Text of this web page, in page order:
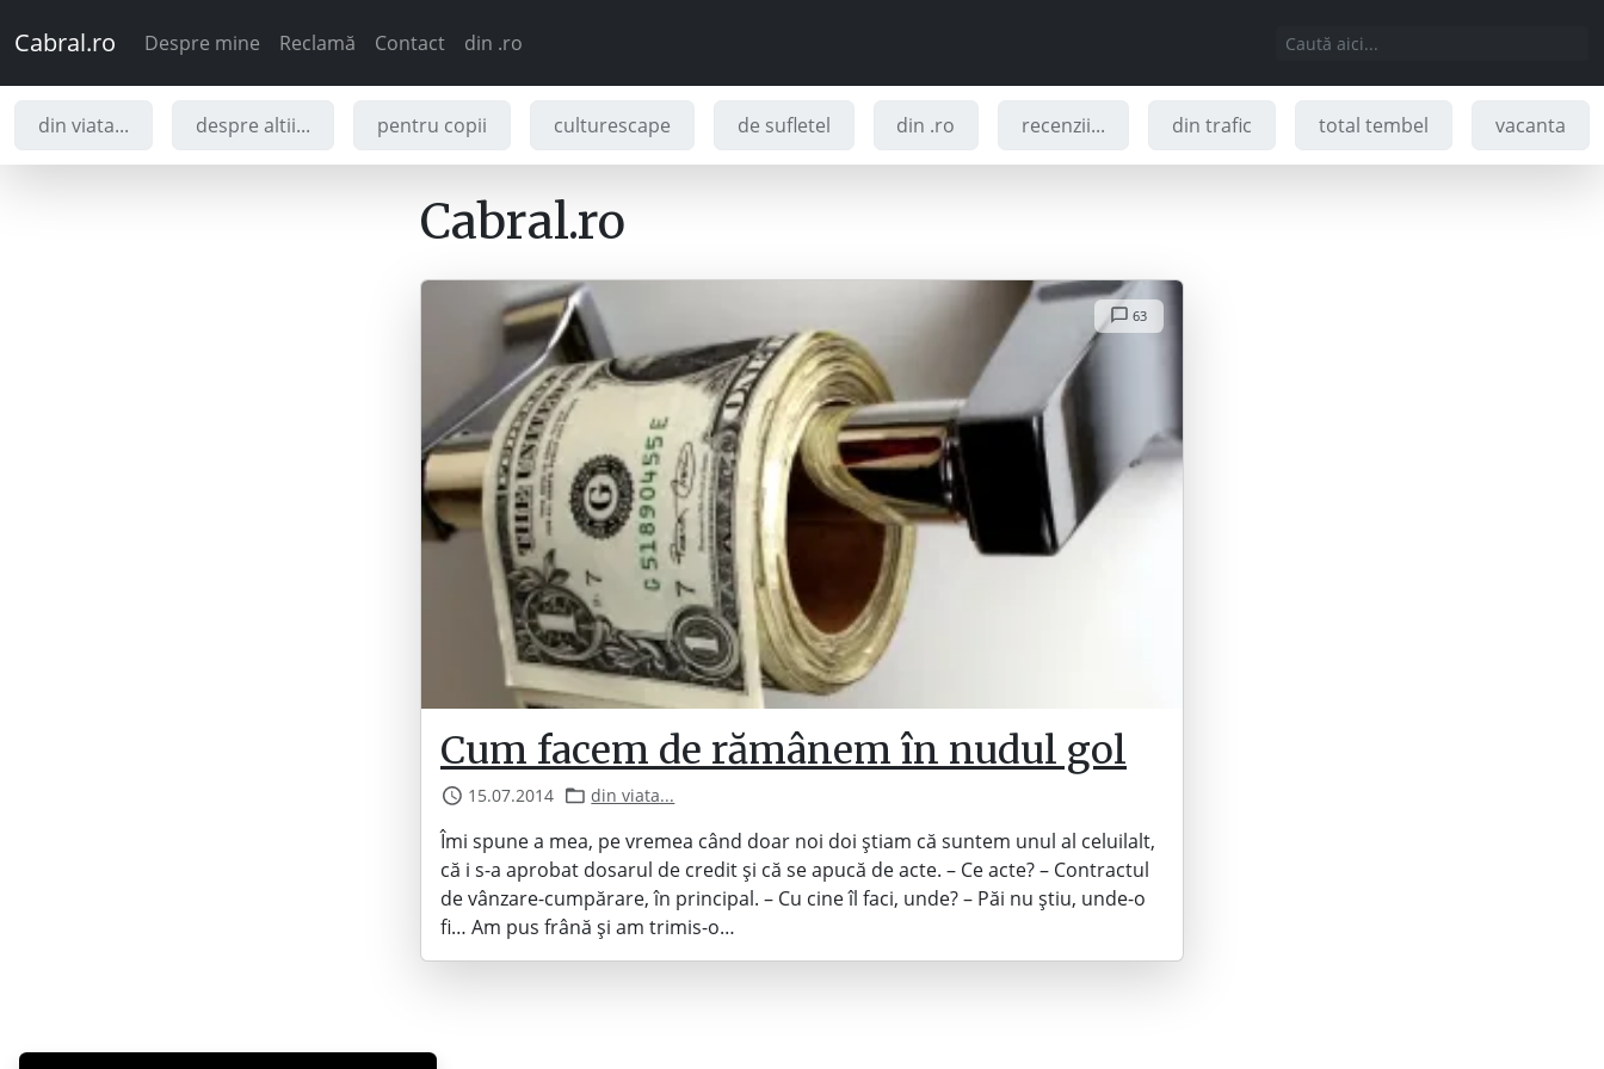
Cabral.ro Despre mine Reclamă Contact din .ro
din viata... despre altii... pentru copii culturescape de sufletel din .ro recenzii... din trafic total tembel vacanta
Cabral.ro
63
Cum facem de rămânem în nudul gol
15.07.2014 din viata...
Îmi spune a mea, pe vremea când doar noi doi știam că suntem unul al celuilalt,
că i s-a aprobat dosarul de credit și că se apucă de acte. – Ce acte? – Contractul
de vânzare-cumpărare, în principal. – Cu cine îl faci, unde? – Păi nu știu, unde-o
fi… Am pus frână și am trimis-o…